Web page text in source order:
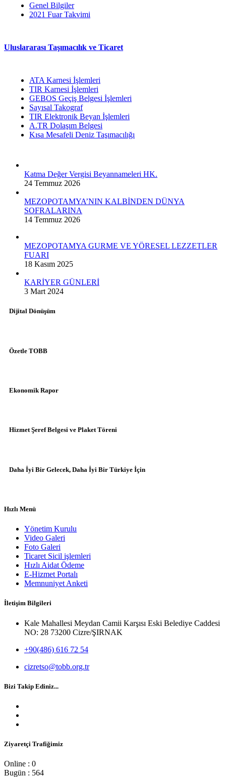
Genel Bilgiler
2021 Fuar Takvimi
Uluslararası Taşımacılık ve Ticaret
ATA Karnesi İşlemleri
TIR Karnesi İşlemleri
GEBOS Geçiş Belgesi İşlemleri
Sayısal Takograf
TIR Elektronik Beyan İşlemleri
A.TR Dolaşım Belgesi
Kısa Mesafeli Deniz Taşımacılığı
Katma Değer Vergisi Beyannameleri HK.
24 Temmuz 2026
MEZOPOTAMYA’NIN KALBİNDEN DÜNYA
SOFRALARINA
14 Temmuz 2026
MEZOPOTAMYA GURME VE YÖRESEL LEZZETLER
FUARI
18 Kasım 2025
KARİYER GÜNLERİ
3 Mart 2024
Dijital Dönüşüm
Özetle TOBB
Ekonomik Rapor
Hizmet Şeref Belgesi ve Plaket Töreni
Daha İyi Bir Gelecek, Daha İyi Bir Türkiye İçin
Hızlı Menü
Yönetim Kurulu
Video Galeri
Foto Galeri
Ticaret Sicil işlemleri
Hızlı Aidat Ödeme
E-Hizmet Portalı
Memnuniyet Anketi
İletişim Bilgileri
Kale Mahallesi Meydan Camii Karşısı Eski Belediye Caddesi
NO: 28 73200 Cizre/ŞIRNAK
+90(486) 616 72 54
cizretso@tobb.org.tr
Bizi Takip Ediniz...
Ziyaretçi Trafiğimiz
Online : 0
Bugün : 564